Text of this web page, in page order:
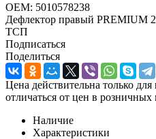
OEM: 5010578238
Дефлектор правый PREMIUM
ТСП
Подписаться
Поделиться
Цена действительна только
отличаться от цен в розничных
Наличие
Характеристики